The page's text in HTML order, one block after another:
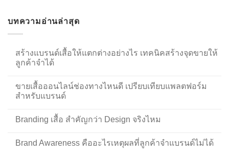
บทความอ่านล่าสุด
สร้างแบรนด์เสื้อให้แตกต่างอย่างไร เทคนิคสร้างจุดขายให้
ลูกค้าจำได้
ขายเสื้อออนไลน์ช่องทางไหนดี เปรียบเทียบแพลตฟอร์ม
สำหรับแบรนด์
Branding เสื้อ สำคัญกว่า Design จริงไหม
Brand Awareness คืออะไรเหตุผลที่ลูกค้าจำแบรนด์ไม่ได้